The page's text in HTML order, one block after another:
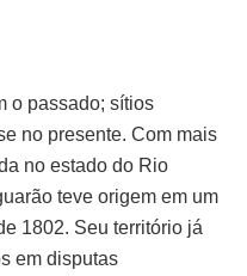
o passado; sítios
no presente. Com mais
no estado do Rio
teve origem em um
1802. Seu território já
em disputas